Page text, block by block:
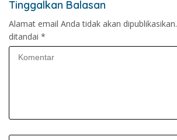
Tinggalkan Balasan
Alamat email Anda tidak akan dipublikasikan.
ditandai *